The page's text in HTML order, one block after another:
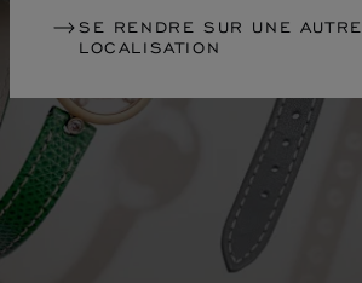
SE RENDRE SUR UNE AUTRE
LOCALISATION